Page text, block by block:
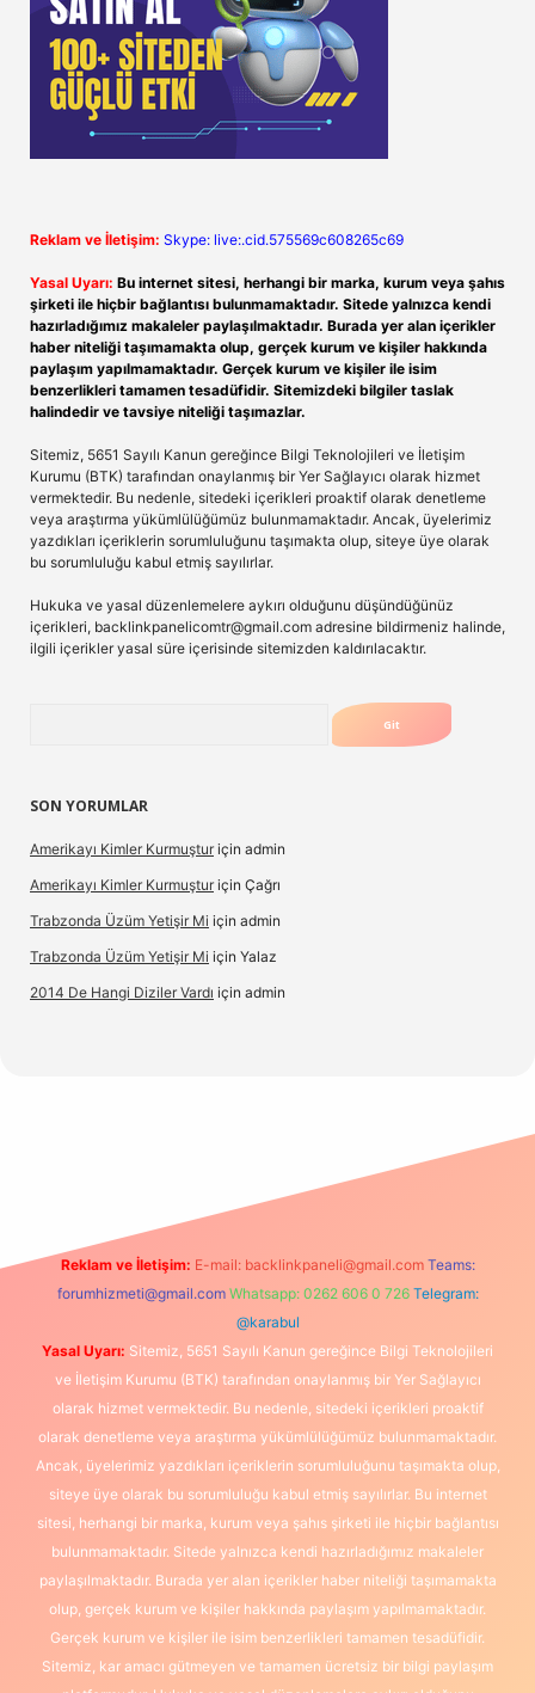
Reklam ve İletişim: Skype: live:.cid.575569c608265c69
Yasal Uyarı: Bu internet sitesi, herhangi bir marka, kurum veya şahıs
şirketi ile hiçbir bağlantısı bulunmamaktadır. Sitede yalnızca kendi
hazırladığımız makaleler paylaşılmaktadır. Burada yer alan içerikler
haber niteliği taşımamakta olup, gerçek kurum ve kişiler hakkında
paylaşım yapılmamaktadır. Gerçek kurum ve kişiler ile isim
benzerlikleri tamamen tesadüfidir. Sitemizdeki bilgiler taslak
halindedir ve tavsiye niteliği taşımazlar.
Sitemiz, 5651 Sayılı Kanun gereğince Bilgi Teknolojileri ve İletişim
Kurumu (BTK) tarafından onaylanmış bir Yer Sağlayıcı olarak hizmet
vermektedir. Bu nedenle, sitedeki içerikleri proaktif olarak denetleme
veya araştırma yükümlülüğümüz bulunmamaktadır. Ancak, üyelerimiz
yazdıkları içeriklerin sorumluluğunu taşımakta olup, siteye üye olarak
bu sorumluluğu kabul etmiş sayılırlar.
Hukuka ve yasal düzenlemelere aykırı olduğunu düşündüğünüz
içerikleri, backlinkpanelicomtr@gmail.com adresine bildirmeniz halinde,
ilgili içerikler yasal süre içerisinde sitemizden kaldırılacaktır.
SON YORUMLAR
Amerikayı Kimler Kurmuştur için admin
Amerikayı Kimler Kurmuştur için Çağrı
Trabzonda Üzüm Yetişir Mi için admin
Trabzonda Üzüm Yetişir Mi için Yalaz
2014 De Hangi Diziler Vardı için admin
Reklam ve İletişim: E-mail: backlinkpaneli@gmail.com Teams:
forumhizmeti@gmail.com Whatsapp: 0262 606 0 726 Telegram:
@karabul
Yasal Uyarı: Sitemiz, 5651 Sayılı Kanun gereğince Bilgi Teknolojileri
ve İletişim Kurumu (BTK) tarafından onaylanmış bir Yer Sağlayıcı
olarak hizmet vermektedir. Bu nedenle, sitedeki içerikleri proaktif
olarak denetleme veya araştırma yükümlülüğümüz bulunmamaktadır.
Ancak, üyelerimiz yazdıkları içeriklerin sorumluluğunu taşımakta olup,
siteye üye olarak bu sorumluluğu kabul etmiş sayılırlar. Bu internet
sitesi, herhangi bir marka, kurum veya şahıs şirketi ile hiçbir bağlantısı
bulunmamaktadır. Sitede yalnızca kendi hazırladığımız makaleler
paylaşılmaktadır. Burada yer alan içerikler haber niteliği taşımamakta
olup, gerçek kurum ve kişiler hakkında paylaşım yapılmamaktadır.
Gerçek kurum ve kişiler ile isim benzerlikleri tamamen tesadüfidir.
Sitemiz, kar amacı gütmeyen ve tamamen ücretsiz bir bilgi paylaşım